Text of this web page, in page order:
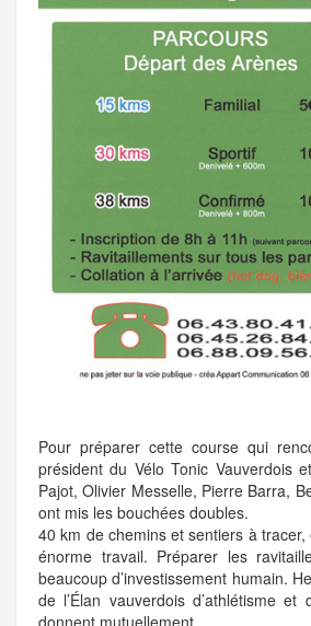
Pour préparer cette course qui
président du Vélo Tonic Vauverdois
Pajot, Olivier Messelle, Pierre Barra,
ont mis les bouchées doubles.
40 km de chemins et sentiers à
énorme travail. Préparer les
beaucoup d’investissement humain.
de l’Élan vauverdois d’athlétisme
donnent mutuellement.